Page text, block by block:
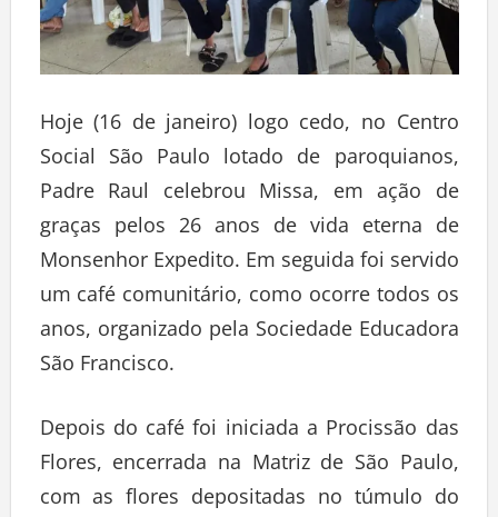
Hoje (16 de janeiro) logo cedo, no Centro
Social São Paulo lotado de paroquianos,
Padre Raul celebrou Missa, em ação de
graças pelos 26 anos de vida eterna de
Monsenhor Expedito. Em seguida foi servido
um café comunitário, como ocorre todos os
anos, organizado pela Sociedade Educadora
São Francisco.
Depois do café foi iniciada a Procissão das
Flores, encerrada na Matriz de São Paulo,
com as flores depositadas no túmulo do